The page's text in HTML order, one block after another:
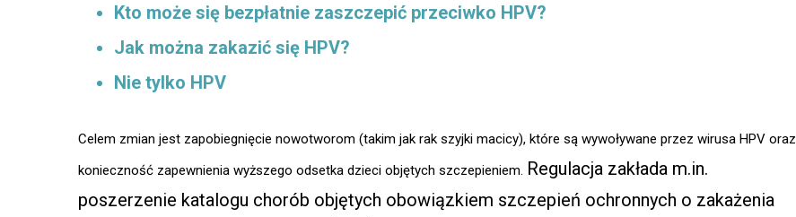
Kto może się bezpłatnie zaszczepić przeciwko HPV?
Jak można zakazić się HPV?
Nie tylko HPV
Celem zmian jest zapobiegnięcie nowotworom (takim jak rak szyjki macicy), które są wywoływane przez wirusa HPV oraz
konieczność zapewnienia wyższego odsetka dzieci objętych szczepieniem. Regulacja zakłada m.in.
poszerzenie katalogu chorób objętych obowiązkiem szczepień ochronnych o zakażenia